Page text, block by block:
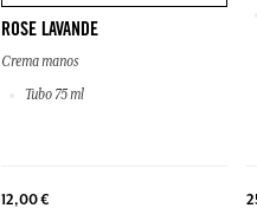
ROSE LAVANDE
Crema manos
Tubo 75 ml
12,00 €